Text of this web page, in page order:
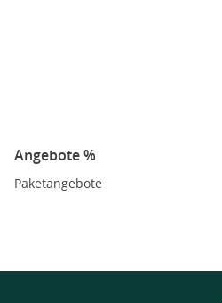
Angebote %
Paketangebote